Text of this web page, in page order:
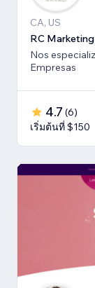
CA, US
RC Marketing
Nos
Empresas
4.7 (6)
เริ่มต้นที่ $150